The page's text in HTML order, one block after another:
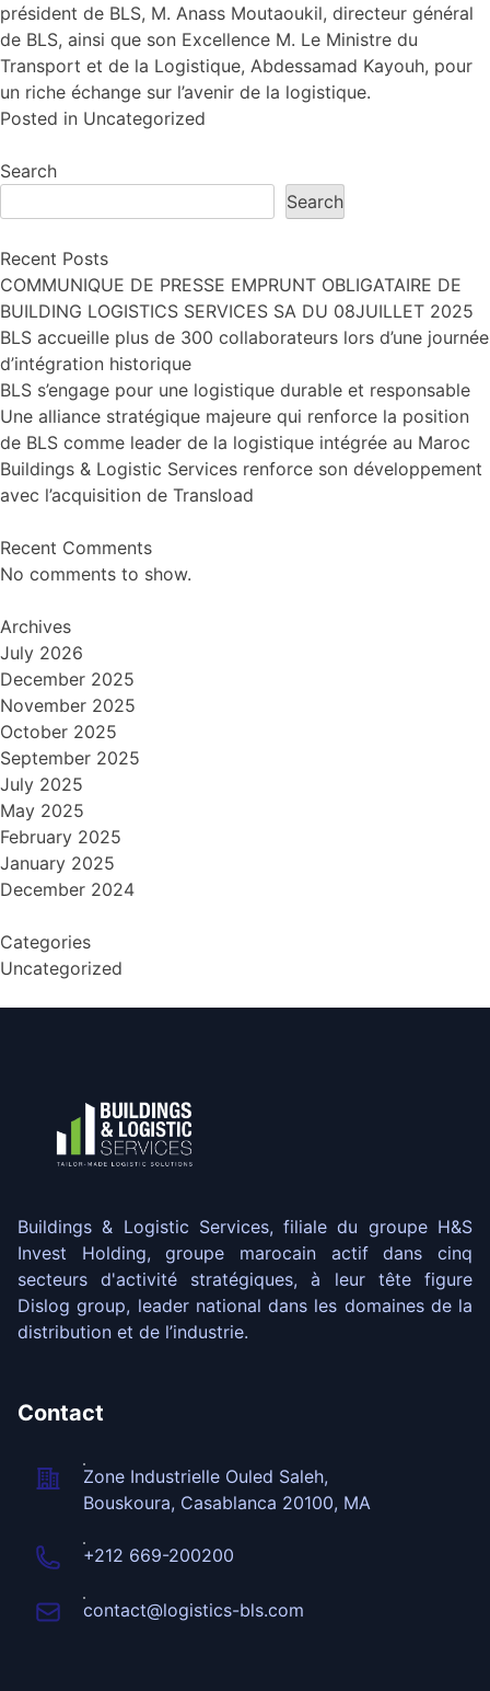
président de BLS, M. Anass Moutaoukil, directeur général
de BLS, ainsi que son Excellence M. Le Ministre du
Transport et de la Logistique, Abdessamad Kayouh, pour
un riche échange sur l’avenir de la logistique.
Posted in Uncategorized
Search
Search
Recent Posts
COMMUNIQUE DE PRESSE EMPRUNT OBLIGATAIRE DE
BUILDING LOGISTICS SERVICES SA DU 08JUILLET 2025
BLS accueille plus de 300 collaborateurs lors d’une journée
d’intégration historique
BLS s’engage pour une logistique durable et responsable
Une alliance stratégique majeure qui renforce la position
de BLS comme leader de la logistique intégrée au Maroc
Buildings & Logistic Services renforce son développement
avec l’acquisition de Transload
Recent Comments
No comments to show.
Archives
July 2026
December 2025
November 2025
October 2025
September 2025
July 2025
May 2025
February 2025
January 2025
December 2024
Categories
Uncategorized
Buildings & Logistic Services, filiale du groupe H&S
Invest Holding, groupe marocain actif dans cinq
secteurs d'activité stratégiques, à leur tête figure
Dislog group, leader national dans les domaines de la
distribution et de l’industrie.
Contact
Zone Industrielle Ouled Saleh,
Bouskoura, Casablanca 20100, MA
+212 669-200200
contact@logistics-bls.com